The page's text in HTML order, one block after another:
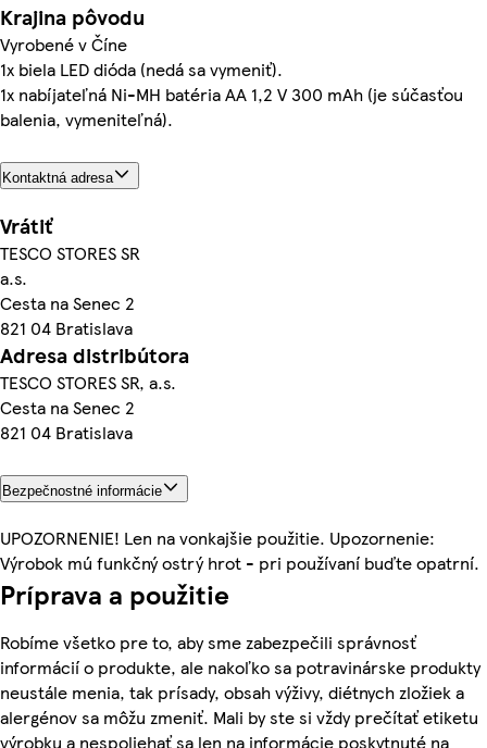
Krajina pôvodu
Vyrobené v Číne
1x biela LED dióda (nedá sa vymeniť).
1x nabíjateľná Ni-MH batéria AA 1,2 V 300 mAh (je súčasťou
balenia, vymeniteľná).
Kontaktná adresa
Vrátiť
TESCO STORES SR
a.s.
Cesta na Senec 2
821 04 Bratislava
Adresa distribútora
TESCO STORES SR, a.s.
Cesta na Senec 2
821 04 Bratislava
Bezpečnostné informácie
UPOZORNENIE! Len na vonkajšie použitie. Upozornenie:
Výrobok mú funkčný ostrý hrot - pri používaní buďte opatrní.
Príprava a použitie
Robíme všetko pre to, aby sme zabezpečili správnosť
informácií o produkte, ale nakoľko sa potravinárske produkty
neustále menia, tak prísady, obsah výživy, diétnych zložiek a
alergénov sa môžu zmeniť. Mali by ste si vždy prečítať etiketu
výrobku a nespoliehať sa len na informácie poskytnuté na